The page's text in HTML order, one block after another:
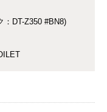
：DT-Z350 #BN8)